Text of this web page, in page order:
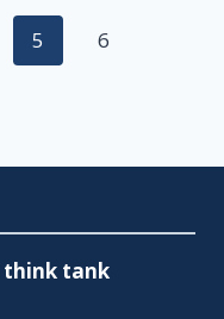
5
6
think tank